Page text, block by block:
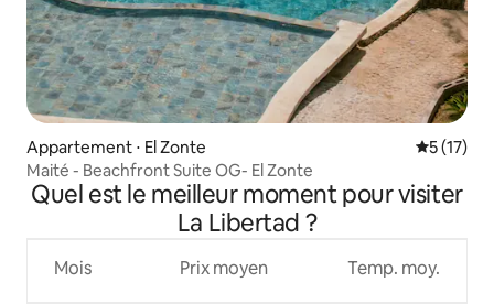
Appartement ⋅ El Zonte
5 (17)
Maité - Beachfront Suite OG- El Zonte
Quel est le meilleur moment pour visiter
La Libertad ?
Mois Prix moyen Temp. moy.